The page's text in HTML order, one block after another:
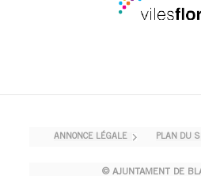
ANNONCE LÉGALE PLAN DU
© AJUNTAMENT DE